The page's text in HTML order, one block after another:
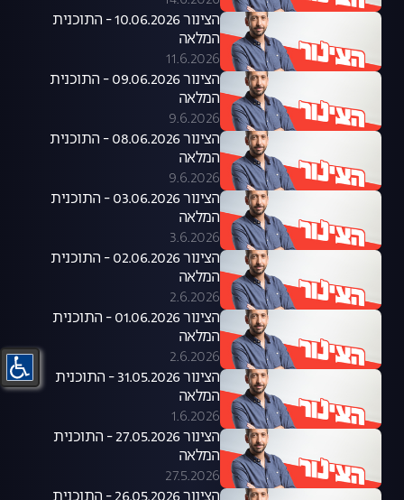
הצינור 10.06.2026 - התוכנית
המלאה
11.6.2026
הצינור 09.06.2026 - התוכנית
המלאה
9.6.2026
הצינור 08.06.2026 - התוכנית
המלאה
9.6.2026
הצינור 03.06.2026 - התוכנית
המלאה
3.6.2026
הצינור 02.06.2026 - התוכנית
המלאה
2.6.2026
הצינור 01.06.2026 - התוכנית
המלאה
2.6.2026
הצינור 31.05.2026 - התוכנית
המלאה
1.6.2026
הצינור 27.05.2026 - התוכנית
המלאה
27.5.2026